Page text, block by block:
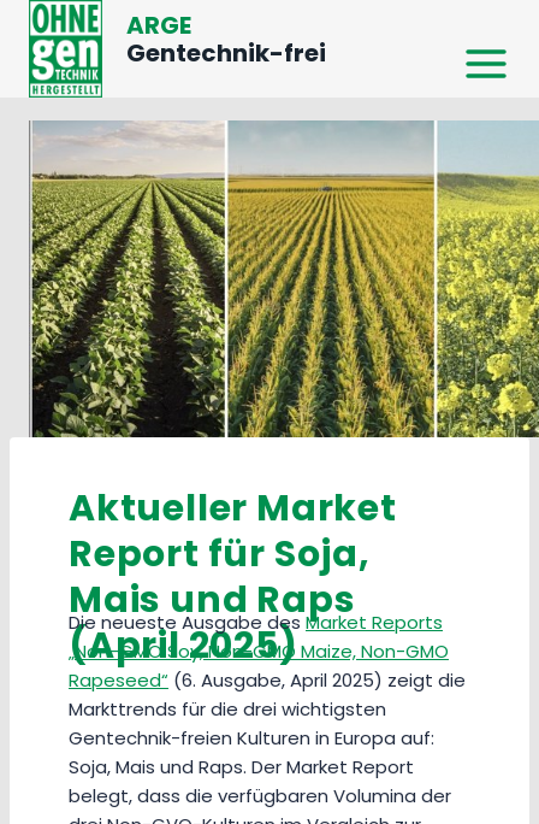
Zum
Inhalt
springen
ARGE
Gentechnik-frei
Aktueller Market
Report für Soja,
Mais und Raps
(April 2025)
Die neueste Ausgabe des Market Reports
„Non-GMO Soy, Non-GMO Maize, Non-GMO
Rapeseed“ (6. Ausgabe, April 2025) zeigt die
Markttrends für die drei wichtigsten
Gentechnik-freien Kulturen in Europa auf:
Soja, Mais und Raps. Der Market Report
belegt, dass die verfügbaren Volumina der